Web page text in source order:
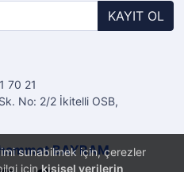
sunabilmek için, çerezler
içinkişisel verilerin
KAYIT OL
70 21
No: 2/2 İkitelli OSB,